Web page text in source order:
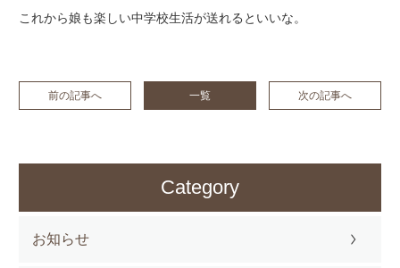
これから娘も楽しい中学校生活が送れるといいな。
前の記事へ 一覧 次の記事へ
Category
お知らせ